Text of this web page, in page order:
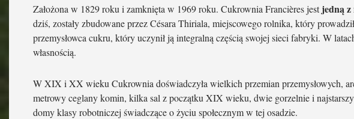
Założona w 1829 roku i zamknięta w 1969 roku. Cukrownia Francières jestjedną
dziś, zostały zbudowane przez Césara Thiriala, miejscowego rolnika, który
przemysłowca cukru, który uczynił ją integralną częścią swojej sieci fabryki. W
własnością.
W XIX i XX wieku Cukrownia doświadczyła wielkich przemian przemysłowych,
metrowy ceglany komin, kilka sal z początku XIX wieku, dwie gorzelnie i
domy klasy robotniczej świadczące o życiu społecznym w tej osadzie.